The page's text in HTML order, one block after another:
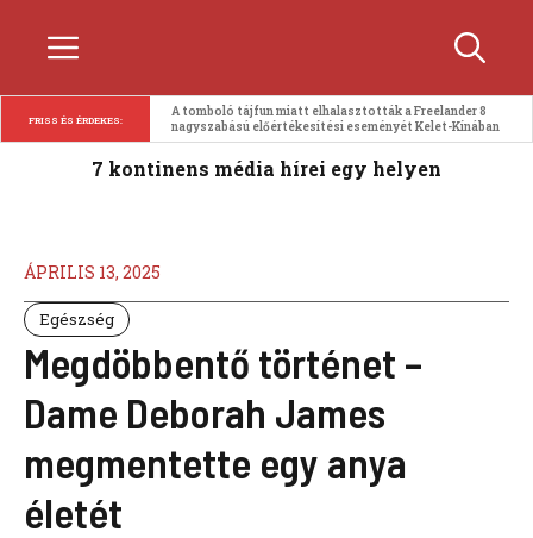
Menü
FRISS ÉS ÉRDEKES:
A tomboló tájfun miatt elhalasztották a Freelander 8
nagyszabású előértékesítési eseményét Kelet-Kínában
7 kontinens média hírei egy helyen
ÁPRILIS 13, 2025
Egészség
Megdöbbentő történet –
Dame Deborah James
megmentette egy anya
életét